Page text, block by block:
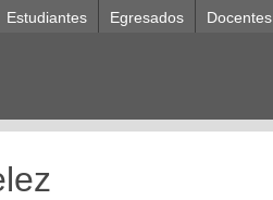
Estudiantes Egresados Docentes